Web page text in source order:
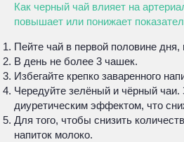
Как черный чай влияет на
повышает или понижает
Пейте чай в первой половине
В день не более 3 чашек.
Избегайте крепко заваренного
Чередуйте зелёный и чёрный
диуретическим эффектом, что
Для того, чтобы снизить
напиток молоко.